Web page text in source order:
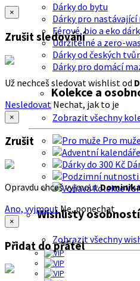
Dárky do bytu
Dárky pro
Férové, bio a eko
Udržitelné a zero-
Dárky od českých
Dárky pro domácí
Kolekce a
Zobrazit všechny
Pro muže
Wishlisty osobností
Zobrazit všechny
×
Zrušit sledování
Už nechceš sledovat wishlist od
Nesledovat Nechat, jak to je
×
Zrušit
Opravdu chceš vyjmout
Ano, vyjmout Ne, ponechat
×
Přidat do přátel